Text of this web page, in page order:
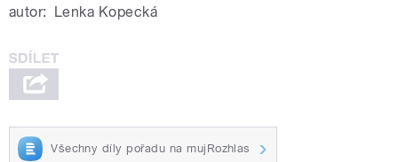
autor: Lenka Kopecká
Všechny díly pořadu na mujRozhlas